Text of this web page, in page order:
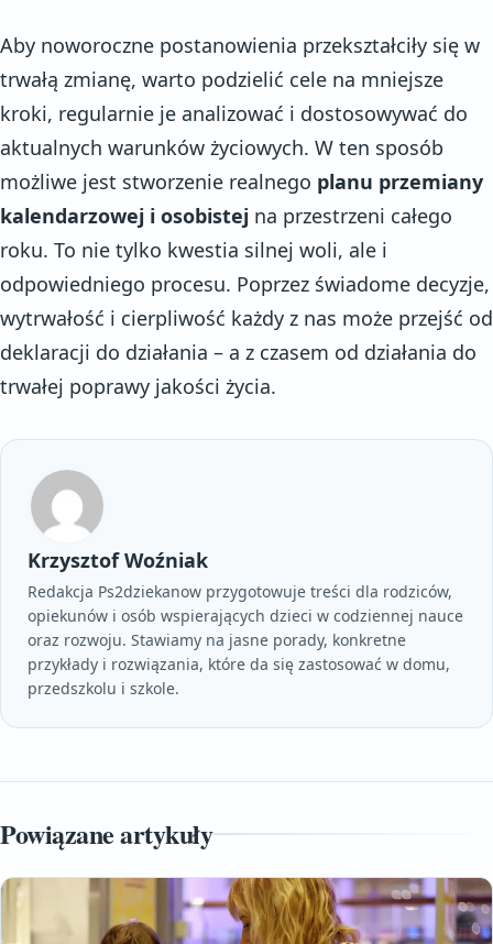
Aby noworoczne postanowienia przekształciły się w
trwałą zmianę, warto podzielić cele na mniejsze
kroki, regularnie je analizować i dostosowywać do
aktualnych warunków życiowych. W ten sposób
możliwe jest stworzenie realnego planu przemiany
kalendarzowej i osobistej na przestrzeni całego
roku. To nie tylko kwestia silnej woli, ale i
odpowiedniego procesu. Poprzez świadome decyzje,
wytrwałość i cierpliwość każdy z nas może przejść od
deklaracji do działania – a z czasem od działania do
trwałej poprawy jakości życia.
Krzysztof Woźniak
Redakcja Ps2dziekanow przygotowuje treści dla rodziców,
opiekunów i osób wspierających dzieci w codziennej nauce
oraz rozwoju. Stawiamy na jasne porady, konkretne
przykłady i rozwiązania, które da się zastosować w domu,
przedszkolu i szkole.
Powiązane artykuły